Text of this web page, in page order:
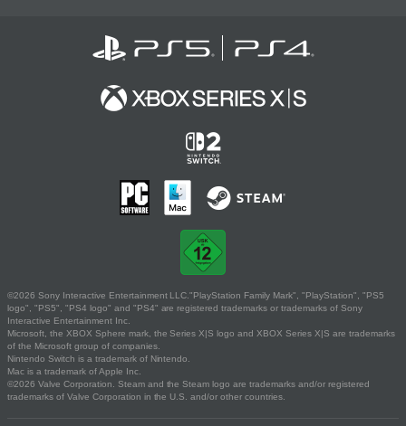
©2026 Sony Interactive Entertainment LLC."PlayStation Family Mark", "PlayStation", "PS5
logo", "PS5", "PS4 logo" and "PS4" are registered trademarks or trademarks of Sony
Interactive Entertainment Inc.
Microsoft, the XBOX Sphere mark, the Series X|S logo and XBOX Series X|S are trademarks
of the Microsoft group of companies.
Nintendo Switch is a trademark of Nintendo.
Mac is a trademark of Apple Inc.
©2026 Valve Corporation. Steam and the Steam logo are trademarks and/or registered
trademarks of Valve Corporation in the U.S. and/or other countries.